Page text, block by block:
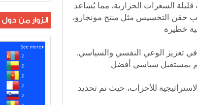
السعرات الحرارية، مما يُساعد
حقن التخسيس مثل منتج مونجارو،
في تعزيز الوعي النفسي والسياسي.
للأحزاب، حيث تم تحديد
الزوار من